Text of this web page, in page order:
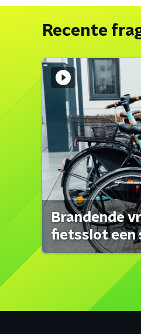
Recente
Brandende
fietsslot een